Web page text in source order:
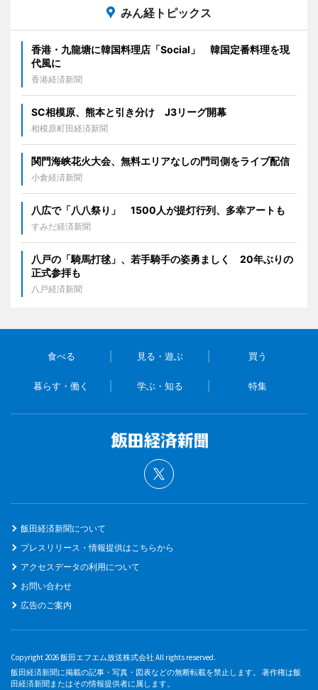
みん経トピックス
香港・九龍塘に韓国料理店「Social」 韓国定番料理を現
代風に
香港経済新聞
SC相模原、熊本と引き分け J3リーグ開幕
相模原町田経済新聞
関門海峡花火大会、無料エリアなしの門司側をライブ配信
小倉経済新聞
八広で「八八祭り」 1500人が提灯行列、多幸アートも
すみだ経済新聞
八戸の「騎馬打毬」、若手騎手の姿勇ましく 20年ぶりの
正式参拝も
八戸経済新聞
食べる 見る・遊ぶ 買う
暮らす・働く 学ぶ・知る 特集
飯田経済新聞について
プレスリリース・情報提供はこちらから
アクセスデータの利用について
お問い合わせ
広告のご案内
Copyright 2026 飯田エフエム放送株式会社 All rights reserved.
飯田経済新聞に掲載の記事・写真・図表などの無断転載を禁止します。 著作権は飯
田経済新聞またはその情報提供者に属します。